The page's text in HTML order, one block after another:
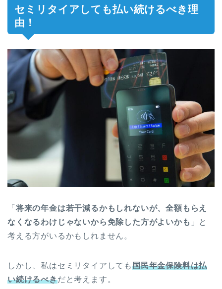
セミリタイアしても払い続けるべき理
由！
「 将来の年金は若干減るかもしれないが、全額もらえ
なくなるわけじゃないから免除した方がよいかも 」と
考える方がいるかもしれません。
しかし、私はセミリタイアしても国民年金保険料は払
い続けるべきだと考えます。